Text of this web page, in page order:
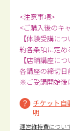
<注意事項>
<ご購入後のキ
【体験受講に
約各条項に定め
【店舗講座に
各講座の締切日
※ご受講開始後
チケット自
明
運営維持費につい